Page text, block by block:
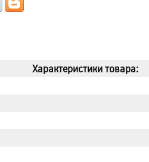
Характеристики товара: